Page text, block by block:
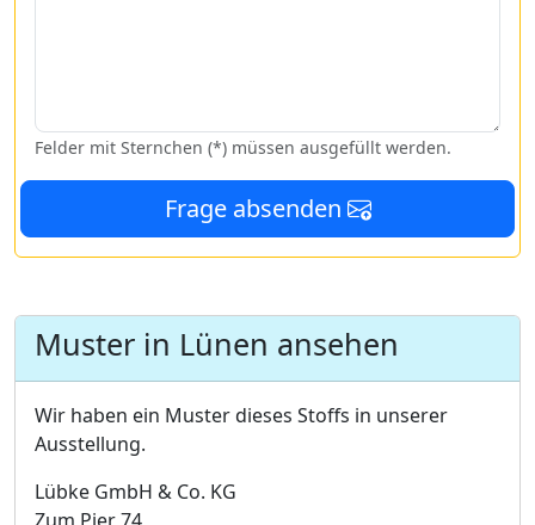
Felder mit Sternchen (*) müssen ausgefüllt werden.
Frage absenden
Muster in Lünen ansehen
Wir haben ein Muster dieses Stoffs in unserer
Ausstellung.
Lübke GmbH & Co. KG